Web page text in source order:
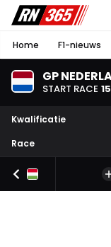
Home F1-nieuws
GP
START RACE 15
Kwalificatie
Race